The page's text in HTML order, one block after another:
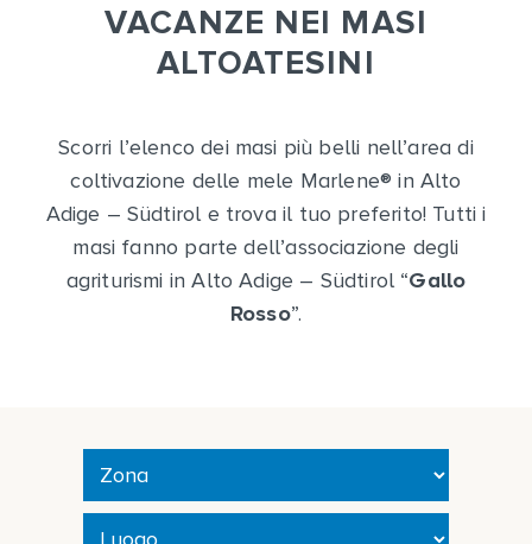
VACANZE NEI MASI
ALTOATESINI
Scorri l’elenco dei masi più belli nell’area di
coltivazione delle mele Marlene® in Alto
Adige – Südtirol e trova il tuo preferito! Tutti i
masi fanno parte dell’associazione degli
agriturismi in Alto Adige – Südtirol “Gallo
Rosso”.